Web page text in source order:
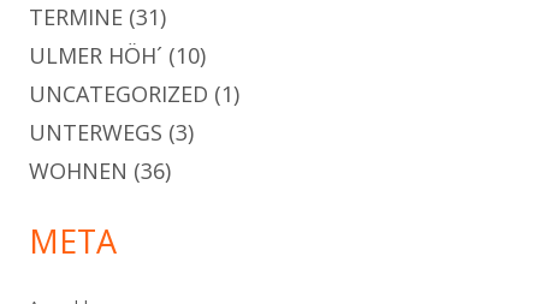
TERMINE (31)
ULMER HÖH´ (10)
UNCATEGORIZED (1)
UNTERWEGS (3)
WOHNEN (36)
META